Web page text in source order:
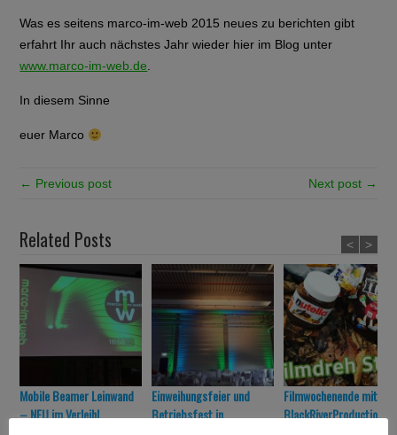
Was es seitens marco-im-web 2015 neues zu berichten gibt
erfahrt Ihr auch nächstes Jahr wieder hier im Blog unter
www.marco-im-web.de
In diesem Sinne
euer Marco
← Previous post Next post →
Related Posts
Mobile Beamer Leinwand
– NEU im Verleih!
Einweihungsfeier und
Betriebsfest in
Filmwochenende mit
BlackRiverProduction in
< >